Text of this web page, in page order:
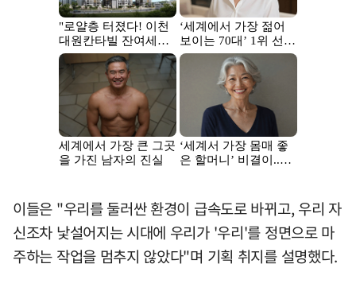
이들은 "우리를 둘러싼 환경이 급속도로 바뀌고, 우리 자
신조차 낯설어지는 시대에 우리가 '우리'를 정면으로 마
주하는 작업을 멈추지 않았다"며 기획 취지를 설명했다.